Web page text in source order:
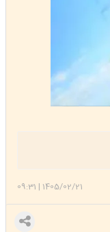
1405/02/21
|
09:31